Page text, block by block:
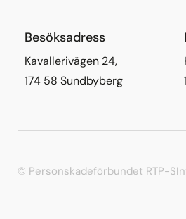
Besöksadress
Kavallerivägen 24,
174 58 Sundbyberg
© Personskadeförbundet RTP-S